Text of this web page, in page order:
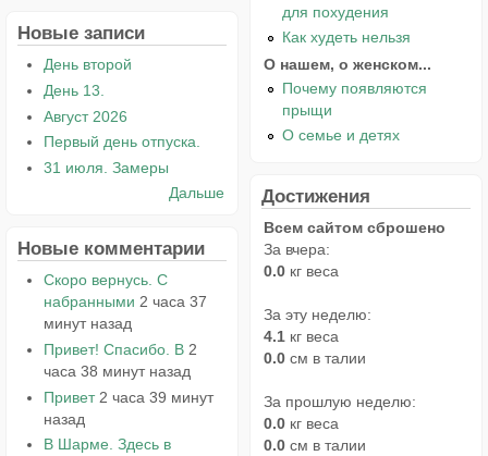
Новые записи
День второй
День 13.
Август 2026
Первый день отпуска.
31 июля. Замеры
Дальше
Новые комментарии
Скоро вернусь. С
набранными 2 часа 37
минут назад
Привет! Спасибо. В 2
часа 38 минут назад
Привет 2 часа 39 минут
назад
В Шарме. Здесь в
для похудения
Как худеть нельзя
О нашем, о женском...
Почему появляются
прыщи
О семье и детях
Достижения
Всем сайтом сброшено
За вчера:
0.0 кг веса
За эту неделю:
4.1 кг веса
0.0 см в талии
За прошлую неделю:
0.0 кг веса
0.0 см в талии